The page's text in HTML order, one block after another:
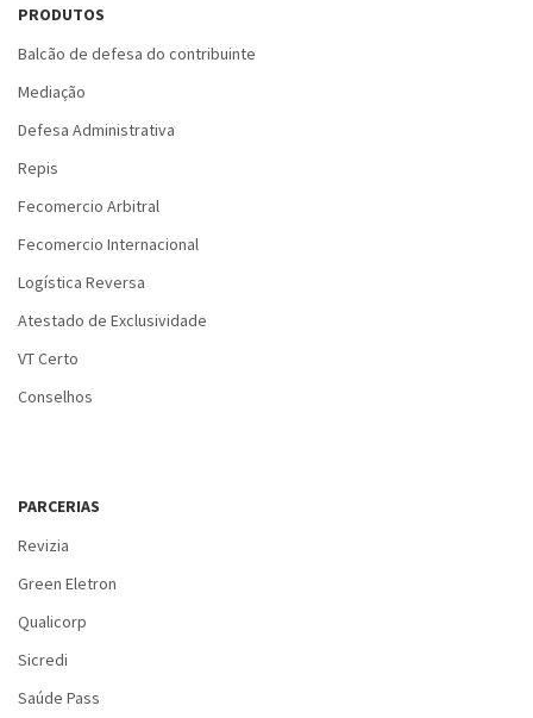
PRODUTOS
Balcão de defesa do contribuinte
Mediação
Defesa Administrativa
Repis
Fecomercio Arbitral
Fecomercio Internacional
Logística Reversa
Atestado de Exclusividade
VT Certo
Conselhos
PARCERIAS
Revizia
Green Eletron
Qualicorp
Sicredi
Saúde Pass